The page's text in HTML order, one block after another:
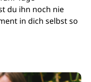
du ihn noch nie
in dich selbst so